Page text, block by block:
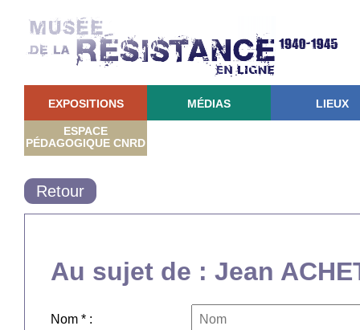
EXPOSITIONS MÉDIAS LIEUX
ESPACE
PÉDAGOGIQUE CNRD
Retour
Au sujet de : Jean
Nom * :